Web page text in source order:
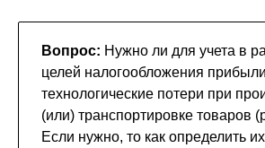
Вопрос: Нужно ли для учета в
целей налогообложения
технологические потери при
(или) транспортировке товаров
Если нужно, то как определить